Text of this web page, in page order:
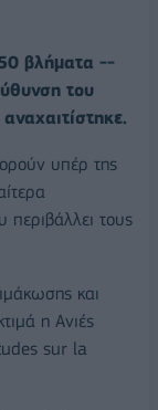
βλήματα --
του
υπέρ της
περιβάλλει τους
και
η Ανιές
sur la